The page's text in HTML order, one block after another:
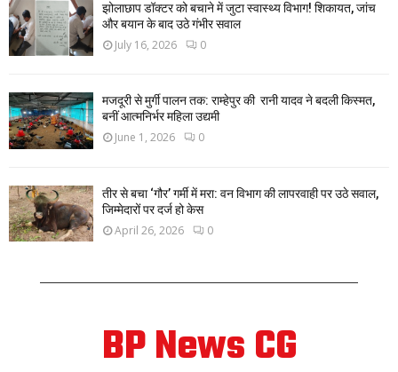
झोलाछाप डॉक्टर को बचाने में जुटा स्वास्थ्य विभाग! शिकायत, जांच
और बयान के बाद उठे गंभीर सवाल
July 16, 2026 0
मजदूरी से मुर्गी पालन तक: राम्हेपुर की रानी यादव ने बदली किस्मत,
बनीं आत्मनिर्भर महिला उद्यमी
June 1, 2026 0
तीर से बचा ‘गौर’ गर्मी में मरा: वन विभाग की लापरवाही पर उठे सवाल,
जिम्मेदारों पर दर्ज हो केस
April 26, 2026 0
BP News CG